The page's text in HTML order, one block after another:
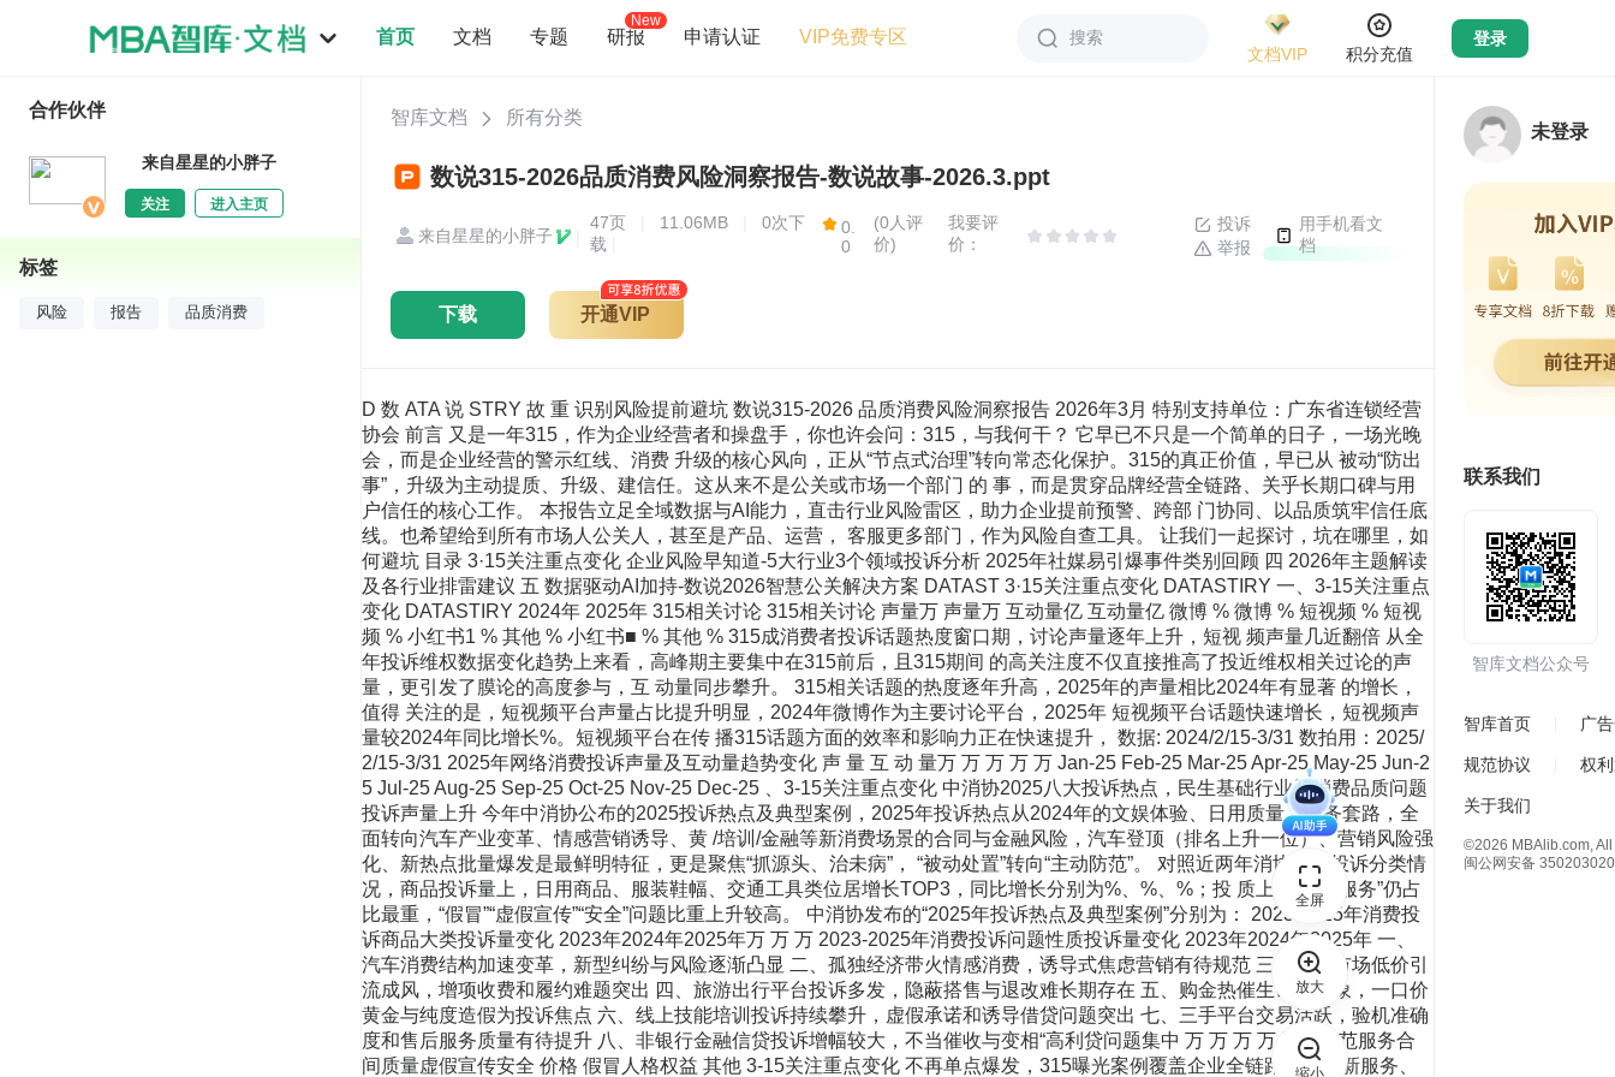
首页 文档 专题 研报
New
申请认证 VIP免费专区
搜索
文档VIP
积分充值
登录
智库文档 所有分类
数说315-2026品质消费风险洞察报告-数说故事-2026.3.ppt
来自星星的小胖子
47页 11.06MB
0次下
载
0.
0
(0人评
价)
我要评
价：
投诉
举报
用手机看文
档
下载 开通VIP
D 数 ATA 说 STRY 故 重 识别风险提前避坑 数说315-2026 品质消费风险洞察报告 2026年3月 特别支持单位：广东省连锁经营协会 前言 又是一年315，作为企业经营者和操盘手，你也许会问：315，与我何干？ 它早已不只是一个简单的日子，一场光晚会，而是企业经营的警示红线、消费 升级的核心风向，正从“节点式治理”转向常态化保护。315的真正价值，早已从 被动“防出事”，升级为主动提质、升级、建信任。这从来不是公关或市场一个部门 的 事，而是贯穿品牌经营全链路、关乎长期口碑与用户信任的核心工作。 本报告立足全域数据与AI能力，直击行业风险雷区，助力企业提前预警、跨部 门协同、以品质筑牢信任底线。也希望给到所有市场人公关人，甚至是产品、运营， 客服更多部门，作为风险自查工具。 让我们一起探讨，坑在哪里，如何避坑 目录 3·15关注重点变化 企业风险早知道-5大行业3个领域投诉分析 2025年社媒易引爆事件类别回顾 四 2026年主题解读及各行业排雷建议 五 数据驱动AI加持-数说2026智慧公关解决方案 DATAST 3·15关注重点变化 DATASTIRY 一、3-15关注重点变化 DATASTIRY 2024年 2025年 315相关讨论 315相关讨论 声量万 声量万 互动量亿 互动量亿 微博 % 微博 % 短视频 % 短视频 % 小红书1 % 其他 % 小红书■ % 其他 % 315成消费者投诉话题热度窗口期，讨论声量逐年上升，短视 频声量几近翻倍 从全年投诉维权数据变化趋势上来看，高峰期主要集中在315前后，且315期间 的高关注度不仅直接推高了投近维权相关过论的声量，更引发了膜论的高度参与，互 动量同步攀升。 315相关话题的热度逐年升高，2025年的声量相比2024年有显著 的增长，值得 关注的是，短视频平台声量占比提升明显，2024年微博作为主要讨论平台，2025年 短视频平台话题快速增长，短视频声量较2024年同比增长%。短视频平台在传 播315话题方面的效率和影响力正在快速提升， 数据: 2024/2/15-3/31 数拍用：2025/2/15-3/31 2025年网络消费投诉声量及互动量趋势变化 声 量 互 动 量万 万 万 万 万 Jan-25 Feb-25 Mar-25 Apr-25 May-25 Jun-25 Jul-25 Aug-25 Sep-25 Oct-25 Nov-25 Dec-25 、3-15关注重点变化 中消协2025八大投诉热点，民生基础行业及消费品质问题投诉声量上升 今年中消协公布的2025投诉热点及典型案例，2025年投诉热点从2024年的文娱体验、日用质量、服务套路，全面转向汽车产业变革、情感营销诱导、黄 /培训/金融等新消费场景的合同与金融风险，汽车登顶（排名上升一位）、营销风险强化、新热点批量爆发是最鲜明特征，更是聚焦“抓源头、治未病”， “被动处置”转向“主动防范”。 对照近两年消协公布投诉分类情况，商品投诉量上，日用商品、服装鞋幅、交通工具类位居增长TOP3，同比增长分别为%、%、%；投 质上，“售后服务”仍占比最重，“假冒”“虚假宣传”“安全”问题比重上升较高。 中消协发布的“2025年投诉热点及典型案例”分别为： 2023-2025年消费投诉商品大类投诉量变化 2023年2024年2025年万 万 万 2023-2025年消费投诉问题性质投诉量变化 2023年2024年2025年 一、汽车消费结构加速变革，新型纠纷与风险逐渐凸显 二、孤独经济带火情感消费，诱导式焦虑营销有待规范 三、家装市场低价引流成风，增项收费和履约难题突出 四、旅游出行平台投诉多发，隐蔽搭售与退改难长期存在 五、购金热催生市场乱象，一口价黄金与纯度造假为投诉焦点 六、线上技能培训投诉持续攀升，虚假承诺和诱导借贷问题突出 七、三手平台交易活跃，验机准确度和售后服务质量有待提升 八、非银行金融信贷投诉增幅较大，不当催收与变相“高利贷问题集中 万 万 万 万 计量售范服务合间质量虚假宣传安全 价格 假冒人格权益 其他 3-15关注重点变化 不再单点爆发，315曝光案例覆盖企业全链路，并向新服务、新业态、新场景迁移 实味的条 及行业 食品 沙RR 食品安全 佰配儿童手表成行志的给器 免WFrAppeEc 电线电维安全营容打新 多品国电动自行车公然连限提速汽车 制 互 造业 电器软牌图下餐，弹室广告 零售 信B安全 民量安全 EFR 进行业 电话视代 医美 食品 医美象 对照近年来央视3-15晚会关注焦点问题，消费品质的内涵从“有形产品”向 “无形 服务”拓展，风险形态从“单点问题”升级至“产业链”，问题领域由“传 统场景”到“数字 空间”迁移。 早期315晚会聚焦有形产品的质量底线守护，如爆光多为食品、制造业、零售 2022年 等领域的实体产品问题，随若消费升级推进，晚会关注重点遂步延伸至无形服务领 城，聚焦消费体验与权益保障，消费品质的评价维度已从“产品合格”延伸至“服 务 规范，体验优质，权益可保” 在2022-2023年，晚会曝光的多为单一企业、小作坊的单点违规行为，影响范 围相对有限，但近两年，喝光内容逐渐延伸向原材料、宣传、售卖等环节，风险进 出来的板香米 火源直器问后的“提线水滑” 食用安全 直象 业 2023年 永不消的“双序者” 量安全 信B安全 电动工程 不能盗拍信 不安全的安全带 “打”化妆品 美妆 工程量 步向供应链的长链条延伸 前期曝光问题主要集中在线下传统场景，但近年来，随若数字消费普及，问题 场域加速向线上迁移，直播带货乱象、互联网企业套路、隐私窃取等线上消费问题 成为曙光高发区域。 医美容象 制造业 专人不安的生与传动用明 汽车 万多一所花看，国彩专利技认究 食品 请导询费 质量安全 品安全 网终管中的礼品卡器儿器 诱导询费 科 金邢安全 黑发产业 名母量品牌我次升宽极量新售卖零售 一次性内请挂手氧作不天间题 民量安全 “看得见”的显性质量问题，多为直观可感知的产品缺陷，如士坑酸菜、劣质化妆2024年 品、 不合格头盔；随后转向“藏得深”的隐性质量缺陷，如宝马传动轴设计异响、 不防火的防火玻璃、愉工减料的灭火器等，此类问题需专业检测才能发现，隐蔽性 更强；近年进一步聚焦 “看不见 ”的隐性风险，重点限光信息窃取、隐私泄露、产 业 链黑产等无形违规行为，如2025年大数据获客软件窃取个人隐私、AI骚扰电话 家电维修手自“维修制客”营消我者 2025年 等，风险更隐蔽、危害更深远。 净东仁是量海加保水包冰增量 食品 互联网 民量安全 食品安全 黑发产业 紫“手机奖新密 零售 A导机器人及系号投动维通批电话通产行业业信 民量安全 DATASTIRY 黑灰产业 、3-15关注重点变化 DATASTIRY 维权平台从信息化到数智化，形成平台赋能、媒体监督、社会共治维权新生态 2024年开始，消费维权工作强调“信息化维权”的核心导向：央视财经在“315”晚会之外，新增《财经调查》《每周质量报告》《第一时间》等专题节 强化 消费品质监督：地方媒体如湖南日报社、羊城晚报、澎湃新闻等纷纷推出315特别策划与征集活动，同时，小莉帮忙、1818黄金眼等民生节目也持续聚焦 形成 了覆盖全国的维权宣传矩阵；与此同时，消协智慧315平台、黑猫投诉平台、人民网人民投诉等数字化投诉平台的宣传力度显著加强，推动维权渠道从线 迁移， 实现了“投诉有门、处置留痕”的信息化升级 进入2026年，维权工作进一步提出“拥抱数智化转型”的新目标：在延续信息化建设的基础上，依托大数据、人工智能等数智技术，推动纠纷源头治理与 将 维权模式从“被动响应、事后处置”的“线上化”阶段，升级为“主动防范、精准化解”的“智能化、高效化”阶段，通过对消费舆情、投诉数据的实时监 CCTV 央视平台 央视财经“315”晚会 财经调查 每周质量报告 第一 时间 消费主张 经济半小时 投诉平台 消协智慧315平台 黑猫投诉平台 中国质量万里行 人民网人民投诉 啄木鸟投诉平台（央视、中国网） 湖南日报社315特别策划、羊城晚报315特别策划、澎湃新闻哨兵计划、华商报（陕西）315征集、春城晚报（云南）“315专栏、南国早报... 地方媒体 小莉帮忙、1818黄金眼、第一帮帮团等民生节目.. 企业风险早知道 5大行 业3类产品服务领域 消费 投诉数据分析 DATASTIRY 二、企业风验早知道·家用电子电器 DATASTIRY 消费体验脱节，售后短板、伪智能与退换货难成家用电器类痛点 拒球修养AP质P量E 差品控 新阳安装安装 年货节双11应 豪以旧换新 网点不好用 2025年投诉平台数据显示，家用电子电器类投诉的核心矛盾是消费体验的脱节，具体表现为两大风险场 最：智能新品功能虚标和大家电安装维修陷阱，暴露出售后能力滞后这一最大短板，投诉量走势星现明 显的“促销驱动”（如618、双11）和“季节驱动（夏季高温需求）特征，其中智能清洁机器人成为 首 要投诉品类。 玫策拖延 不回消息空调扫地机器人人投诉司 品控投诉618 洗地机补贴发放利 2025年家用电子电器类投诉词云图 日用电全年换送题3万件 动家电消费，但执行中价格规则不清、补贴发放繁琐、线上线下渠道衔接不畅等问题，导致消费者实 际获得感与政策利好有差距，成为投诉增量的主要诱因。 ，售后服务体系承压明显：“客服”“响应”“拖延”“踢皮球”等词高频，反映响应慢、维修拖 延、推皮问题 突出，且三四线网点覆盖不足，下沉市场维修困难；“收费争议”“质保”“拒修” 等词常见，指向安装 环节乱收费（如空调打孔、支架费）、质保期内拒修、配件以次充好等乱象， 新兴品类“伪智能”与传统故障并存：智能清洁机器人投诉量居首，“导航乱”“避障不 准”“清洁效率低”等核心功能体验不佳，被逅病为“伪智能”；而传统品类中，空调于夏季“制 冷”“热故障 ”投诉集中，小家电因“品控”“安全隐患”等词被指向准入门槛低，品控参差、安全 隐患频现。 ，促销节点退换货门槛高：投诉量与“618”“双11”等大促节点高度相关，商家常以“拆封影响 二次销售”为由拒绝退货退款，或收取高额不合理的折旧费；定金不退、规则复、优惠不兑现等合 同纠份多发：1001-5000元价位投诉占比最大，集中于智能家电与大家电功能争议 摘自：2025年黑猫投诉平台家电领域投诉数据报告 二、企业风验早知道·家用电子电器 DATASTIRY 家用电子电器安全风险与智能故障问题浮现，推动向重服务体验转型 2025年，多起家用电子电器类重大安全事件将产品物理隐患推向奥论中心，硬件质量与设 计缺陷成为行业最突出风险点，某头部移动电源品牌因多起过热起火事故被多地交通部门 禁用井启动大规模召回，直接暴露锂电池安全监管漏：另一网红小家电品牌养生壶突发 公开声明 同时，风险正加速向智能家居领域扩散，某知名扫地机器人品牌被眼导航故障频发、避障 失灵，某智能门锁品牌因无故自动开锁遭集体投诉，摄像头隐私泄露问题则被指沦为数据 窃听的“暗门”，技术可靠性与数据安全性成为舆情新焦点。 中华人民共和国中关人民政府 商务等6门办公厅（室）关于能好6年家电以旧费新，码和智能 进入2026年，商务部等5部门联合发布《关于做好2026年家电以旧换新、数码和智能产品 购新补贴工作的通知》，明确将补贴范围扩大至智能眼镜、智能手表等新一代智能终端， 并强调加强产品质量和价格监管，建立“有进有出”的经营主体管理制度，严厉打击骗补 套 补行为。这一政策转向直指过去两年“国补”政策红利与消费体验脱节的深层矛盾 从价指规则不清、补贴发放款项，到售后网点覆盖不足，安装维修乱收费，政策的精细化 监管将推动行业从“重销量扩张”向“重服务体险”转型。受此影响，预计2026年家用电 子电 器领域的投诉焦点将从“功能虚标”“安全隐患”逐步转向“售后响应速度”“农村 服务可达性”以 及“智能产品数据合规”等深度服务维度。 二、企业风脸早知道日用高品类 生产污染、虚假宣传与售后顽疾是日用商品类集中问题 京东日用商品类投诉呈现出“安全化、品质化、线上化”的维权趋势。质量隐惠、营销欺诈与售后缺位 成 为2025年日用商品类投诉的三大核心症结，其中一次性卫生用品和母婴产品投诉频次较高。 违票 陷麟安全消费者母婴 安全红线失守，“生产黑”被喝光：部分生产企业被曝光存在“灭菌造假”与“生产污 染”问题，包括生产环境脏乱、徒手操作、未按规定灭菌、伪造标签、使用劣质原材料等。同时 供应链环节的“以次充好”现象频发，部分代工厂为控制成本，在材质与工艺上偷工减料，导致 消 费者投诉产品实际与宣传严重不符，如涤纶冒充纯棉、容量虚标、尺寸不符等。 行业日用品 羊手宠物正 2025年日用商品类投诉词云图 线上渠道存在“虚假宣传”：随着直播电商成为日用品销售主渠道，商家利用复杂的平台 规则与信息差设置“隐性门槛”，宣传中弯大功效、玩弄“文字游戏”，甚至通过直播活术与页 面设 计构建“信息茧房”，诱导消费，如把宜传词汇注册为商标，规避广告法对功效宜称的审查 同时，直播间价格虚高、实际优惠力度与宣传不符等问题也引发大量消费者的质疑与不满。 食母婴产品 “售后服务黑洞”引发投诉：智能客服系统常沧为“竭皮球”工具，人工客服难以接通 导致问题无法进入实质解决流程，“拆封不退”等霸王条款被溢用，商家常以“影响二次销售 为由， 拒绝为存在质量问题的商品履行法定责任，客服人员态度恶劣、厚驾顾客，将服务矛盾升 级，进 一步侵蚀消费者信任， 来源：新浪图数室《2025年中国消费者维权报告》 二、企业风脸早知道日用高品类 日用商品投诉聚焦安全红线与营销伦理，转向源头治理促进行业合规升级 2025年关于日用商品消费的投诉焦点从日常“质量瑕症（如提色，变形）加速转向“安 全红线”。例如，某日化品牌因添加违禁成分被曝光，凸显了美妆个护行业在原料监管方面存在 的盲区：多个卫生巾品牌则频频出现活虫、异物、致痛物超标等问，引发了社会对女性卫生用 品“生产环境脏乱差”“灭菌流程缺失”的集体声讨，与此同时，消费风险也正快速向营销伦理 领域 扩散：某美发护理品牌将“三分钟奇迹”注册为商标，被指玩文字游戏：某护肤品牌旗下 的牙音也 因虚假宜传受到查处。品牌诚信与广告合规日益成为论关注的核心 守审臣量安全助线以消费品质量带动消费 在监管层面，市场监管总局于2025年12月，市场监管总局等部门联合印发《网售工业产品 质 量安全专项治理行动方案》，明确将老人、儿童用品等日用品作为重点，严厉打击销售假冒伪 劣、“三无"产品等行为，压实电商平台责任。在环保与可持续发展方面，政策导向日益明确，如 限制一次性塑料制品的使用，鼓动企业研发环保型产品，对环境的负面影响，部分地方政府还对 高耗能、高污染的日化生产企业实施限产或搬迁政策，2026年，日用商品领域的奥情风险源头 将更趋深入，从“事后处罚”转向“源头治理”。监管层不仅关注产品出厂时的质量，更开始追 潮原 材料来源、生产环境以及线上营销的真实性。对于企业而言，合规重点已从“不出事”转向 “能潮 源、可验证、不弯大” 二、企业风险早知道-服装鞋帽类 虚假宣传、功能造假、概念炒作与线上售后乱象成服饰鞋帽类问题焦点 通过对2025年全网公开数据及投诉平台“服装鞋帽类”信息的关键词抓取与分析，全年投诉的核心内容从往 年 传统的产品质量间题，快速向虚假宣传、功能性造假、线上销售乱象及售后服务缺失等复合型问题蔓延，其 中羽绒制品成为投诉高发品类， 退款难丁恤连衣柜 质量差 缩水 不退货 填充物 成分绒子含量不换货 ·产品质量与成分造假风险突出：基础生产工艺间题频发（如“开线”“起球”等做工粗糙问题，基至 卫衣鞋保健 长袖起球 “破洞”“断面”等严重质量缺陷）、多项检测不合格（甲醛、异味等安全性指标以及耐磨、耐洗等耐虚用假性宣传遗于羽绒服 指标 不达标）：成分不实现象产重（面料成分与用牌不符、羽绒服充绒量虚标）、材质造假风险突出（如化 纤冒充纯棉、人造毛冒充羊毛）。 2025年投诉平台服装鞋帽类投诉词云图 ，功能性宣传虚假与“科技哦头”泛滥：户外运动热潮带动功能性服装相关虚假宣传增长（如“防紫外 线、防风防水”等防护效果仅局部面料达标，“自发热”“物理降温”等功能被指体感不明显）；部分商家 全年股诉量至4万件 "服装内嵌能量石，可缓解疲劳、促进血液循环”的养生概念等）：高科技标签溢用，创造大量缺乏科学依 据或国标规定的新名词进行营销。 ·线上销售成为重灾区，售后“三包”服务落地困难：消费者收到实物货不对板（直播展示时通过强光 打灯、美颜滤镜、特写角度等手段美化商品，同时利用直播话术误导消费者，对相关概念进行模糊处理，同 摘自：2025年黑猫投诉平台服饰领域投诉数据报告 沟通效率低，尤其是“智能客服”答非所问、人工客服难寻的问题给消费者维权带来困难， DATASTLRY 二、企业风险早知道·服装鞋帽类 服装鞋帽行业舆情频发，监管升级推动行业提质与风险降低 家长注意 近年来，服装鞋唱行业的高热度舆情事件往往源于“安全红线”与“心理底线”被同时触 碰。 无论是产品被限有害物质超标，还是品牌因退货困难冲上热搜，又或是线下展陈设计 失当 引发家长恐惧，在社交媒体时代，一张截图、一份聊天记录、一段现场视频便能迅速 点燃 广泛的共情心理，引发部分群体普遍焦虑，形成舆论风暴。 事件的连锁反应呈现清晰的“投诉一晕光一监管升级”路径，多数经媒体限光后，消费者 自 发排查同类产品，监管部门迅速启动专项抽查，责令企业召回问题批次并公开整改，持 续推动服装鞋帽行业在“符合国标”的基础上进一步提高要求，将供应链检测标准向国际 先 进水平看齐。 国源市场监督管理总局规章 2026年，随着《轻工业稳增长工作方案（2025一2026年）》落地，行业将以强制安全标 准、全链条质量管控、儿童用品红线为核心提质升级；《纤维制品质量监督管理办法》等 新规的施行，将监管范围从特定品类扩大到所有生活用纤维制品的同时，再次强调了强制 性国家标准和批次检验的重要性，意味着供应链全链路透明度可能成为品牌未来的生存底 线，倒逼企业推动质量与服务双提升，相应同类投诉与奥情风险或将呈现逐步降低的趋势。 二、企业风险早知道·食品消费类 流量思维下的食品消费，质量安全、标签误导与宣传失实成为焦点问题 超标造假酸菜 霉变劣质火锅 根据2025年的食品消费投诉数据分析，食品领域的关注点主要集中于三大维度：食品安全 与质量、商标标签的“文字游戏”、以及虚假宣传与概念营销，背后折射出食品行业在流 量 思维驱动下“擦边球”行为频发的趋势。 保质期维权 发具 以次充好 小便标签 公众 质量 食品安全 权益掺杂掺假 食品安全与质量问题：产品异物与卫生问题问题（如剩菜回收、使用过夜柠檬） “预制 现售”争议（如西贝预制菜风波），暴露出消费者对“现做”认知与企业实际供 应链模式之 间的落差、非法添加与成分问题（如添加保水剂、冰勃朗）， 京东 代工虚假宣传 咖啡因合规购价，脏乱差 不添加服务变质老鼠客家服长保水剂 价比高 直插间打餐勿可贴生姐价格欺诈 2025年投诉平台食品类投诉调云图 ，商标与标签的“文字游戏”：部分企业将易产生歧义的调语注册为商标，并与商品 名称连用，使消费者对产品属性产生误认。（如白象的“多半”方便面、“壹号士”猪 肉）： 还有部分企业利用注册商标玩“零添加”的文字游戏，如（干末酱油的“干末 0"). 虚假宣传与概念营销：伪造新概念与产地（如“藏乌梨”骗局、“速成”陈皮）、 虚假 功效宣称（如驼奶降三高）、成分“概念性添加（如鳕鱼肠原料主要是“鳕鱼 或“冷冻 鱼糜”）， 来源：新浪图数室《2025年中国消费者维权报告》 DATASTURY 二、企业风脸早知道-食品消费类 食品行业合规与透明度构成信任基础 2025年，多起食品安全问题引发公众高度关注，公众对消费“知情权”的诉求正成为驱动行业透明化的核心变量，从预制菜、零添加标签到校园食品安全事件 触 发点高度趋同，核心矛盾是信息透明度缺失引发的信任危机。预制菜定义与消费者认知的错位，导致西贝陷入论漩，食品标签标识的“文字游戏”在消耗公 食品 安全事件的社会共情属性被成倍放大，当问题触及未成年人群体，美情极易跨越单一事件边界。 2025年3月27日，《食品安全国家标准预包装食品标签（通G则B》7718-2025）发布，其中规定，预包装食品不允许再使用“不添加”“零添加等用语对食品配料 进行强 调：2026年2月6日，国家卫生健康委员会等部门就《食品安全国家标准预制菜》向社会公开征求意见，首次明确了预制菜的定义，并若重强调“不添加 等安全 底线。2026年，食品行业的“合规底线将被实质性抬升，对企业而言，未来的品牌护城河已不再仅仅锚定产品品质本身，可能更多取决于供应链透明度 沟通诚 意之间的深度结合。 自用安全压家用审详要费会险美于旺美（食用安全国 中华人民共和国中央人民超府 人庆有品质的新用 上海通报多校午餐发臭事件： 侦查 月23B2099 现几乎全都星尚制基，还得名我，实在是太恶心 久没是西贝了，今天下飞机股月事笔了一每，爱 了，每望留家感早推动查治，强影验给注明是吾用 7RE, DTASTURY 二、企业风脸早知道-汽车消费类 汽车消费维权焦点：交易纠纷居首，服务与质保成行业痛点 全国权益通过对2025年投诉平台汽车类公开数据的关键词进行分类日纳，交易环节纠纷是2025年汽车类投 诉的核心矛盾，其次是服务质量问题、质保问题等紧随其后。 车主订金 改善服务 收费卖家 车 电 子合 车 网 ·金额商品 交易环节纠纷：购车交易环节的合同象款不明确（如“订金”与“定金”混淆、额外收费条 款）、定金不退纠纷（如消费者反悔后定金无法退还）、金额争议（如加价提车、未事先告知 的“服务费”“运费”）、电子文档纠纷（如电子订单/合同的有效性、幕改问题），购车金融 方索 的不透明性（如“零息贷款”实际包含高额“手续费”）、贴息/补贴未落实（如国家新能 源补贴未足额发放给消费者）、乱收费（如“金融服务费”“GPS安装费”未事先告知）。 2025年投诉平台汽车类投诉词云图 汽车锁域全年诉照万件汽车投诉典型网题 服务质量问题：消费者对厂家服务（如客服响应慢、投诉无门）、4S店服务（如维修技术差、 等待时间长）、工作人员态度（如不耐烦、推责任）的满意度极低，追切要求“改善服务”。 例： 消费者投诉“车辆敬障后，厂家客服拖延处理，4S店以“质保期已过”为由拒绝免费维 修”：“线下看车时，销售顾问对问题数衍回答”， 质保问题：车辆质量故障（如发动机异响、变速箱频挫、电动车电池续航虚标）、质保期内维 修问题（如质保期内商家拒绝免费更换配件）、配件质量（如副厂配件冒充原厂配件），售后 维修能力不足（如4S店缺乏电动车维修技术）： 来源：2025年黑猫投诉平台汽车领域投诉数据报告 DATASTLRY 二、企业风脸早知道·汽车消费类 从安全担忧、舆论信息到价格合规，汽车行业迈入规范新阶段 2025年，多起新能源车辆安全事故引发奥论高度关注，整车安全焦虑全面升温，电池安全、碰撞安全、智能驾驶可靠性成为行业最突出风险点。汽车安全类问 汽车消费奥情的绝对核心，
合作伙伴
来自星星的小胖子
关注 进入主页
标签
风险 报告 品质消费
未登录
联系我们
智库文档公众号
智库首页 广
规范协议 权
关于我们
©2026 MBAlib.com,
闽公网安备
全屏
放大
缩小